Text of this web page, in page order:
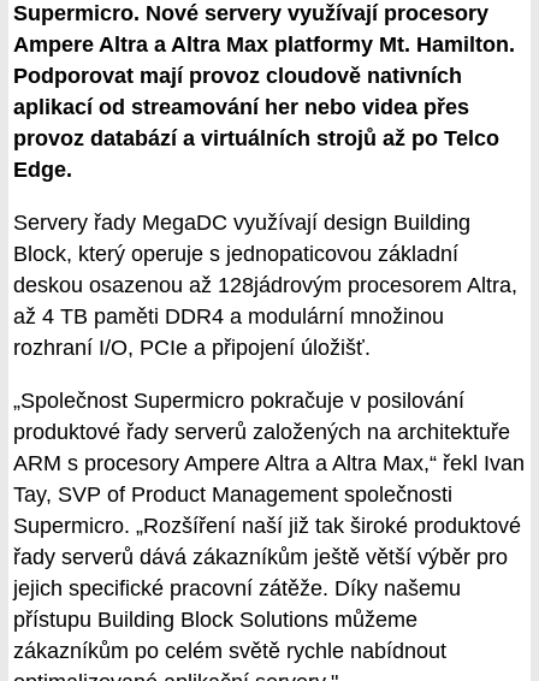
Supermicro. Nové servery využívají procesory
Ampere Altra a Altra Max platformy Mt. Hamilton.
Podporovat mají provoz cloudově nativních
aplikací od streamování her nebo videa přes
provoz databází a virtuálních strojů až po Telco
Edge.
Servery řady MegaDC využívají design Building
Block, který operuje s jednopaticovou základní
deskou osazenou až 128jádrovým procesorem Altra,
až 4 TB paměti DDR4 a modulární množinou
rozhraní I/O, PCIe a připojení úložišť.
„Společnost Supermicro pokračuje v posilování
produktové řady serverů založených na architektuře
ARM s procesory Ampere Altra a Altra Max,“ řekl Ivan
Tay, SVP of Product Management společnosti
Supermicro. „Rozšíření naší již tak široké produktové
řady serverů dává zákazníkům ještě větší výběr pro
jejich specifické pracovní zátěže. Díky našemu
přístupu Building Block Solutions můžeme
zákazníkům po celém světě rychle nabídnout